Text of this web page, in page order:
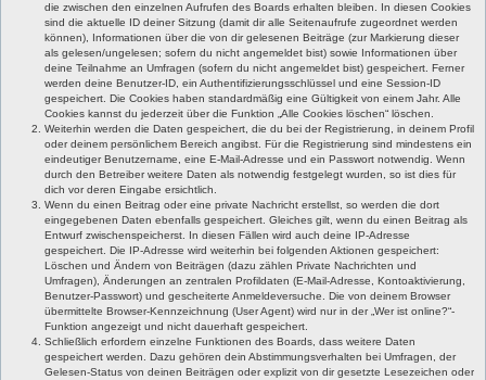
die zwischen den einzelnen Aufrufen des Boards erhalten bleiben. In diesen Cookies
sind die aktuelle ID deiner Sitzung (damit dir alle Seitenaufrufe zugeordnet werden
können), Informationen über die von dir gelesenen Beiträge (zur Markierung dieser
als gelesen/ungelesen; sofern du nicht angemeldet bist) sowie Informationen über
deine Teilnahme an Umfragen (sofern du nicht angemeldet bist) gespeichert. Ferner
werden deine Benutzer-ID, ein Authentifizierungsschlüssel und eine Session-ID
gespeichert. Die Cookies haben standardmäßig eine Gültigkeit von einem Jahr. Alle
Cookies kannst du jederzeit über die Funktion „Alle Cookies löschen“ löschen.
Weiterhin werden die Daten gespeichert, die du bei der Registrierung, in deinem Profil
oder deinem persönlichem Bereich angibst. Für die Registrierung sind mindestens ein
eindeutiger Benutzername, eine E-Mail-Adresse und ein Passwort notwendig. Wenn
durch den Betreiber weitere Daten als notwendig festgelegt wurden, so ist dies für
dich vor deren Eingabe ersichtlich.
Wenn du einen Beitrag oder eine private Nachricht erstellst, so werden die dort
eingegebenen Daten ebenfalls gespeichert. Gleiches gilt, wenn du einen Beitrag als
Entwurf zwischenspeicherst. In diesen Fällen wird auch deine IP-Adresse
gespeichert. Die IP-Adresse wird weiterhin bei folgenden Aktionen gespeichert:
Löschen und Ändern von Beiträgen (dazu zählen Private Nachrichten und
Umfragen), Änderungen an zentralen Profildaten (E-Mail-Adresse, Kontoaktivierung,
Benutzer-Passwort) und gescheiterte Anmeldeversuche. Die von deinem Browser
übermittelte Browser-Kennzeichnung (User Agent) wird nur in der „Wer ist online?“-
Funktion angezeigt und nicht dauerhaft gespeichert.
Schließlich erfordern einzelne Funktionen des Boards, dass weitere Daten
gespeichert werden. Dazu gehören dein Abstimmungsverhalten bei Umfragen, der
Gelesen-Status von deinen Beiträgen oder explizit von dir gesetzte Lesezeichen oder